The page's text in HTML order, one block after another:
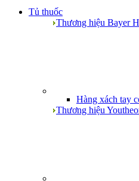
Tủ thuốc
Thương hiệu Bayer
Hàng xách tay
Thương hiệu